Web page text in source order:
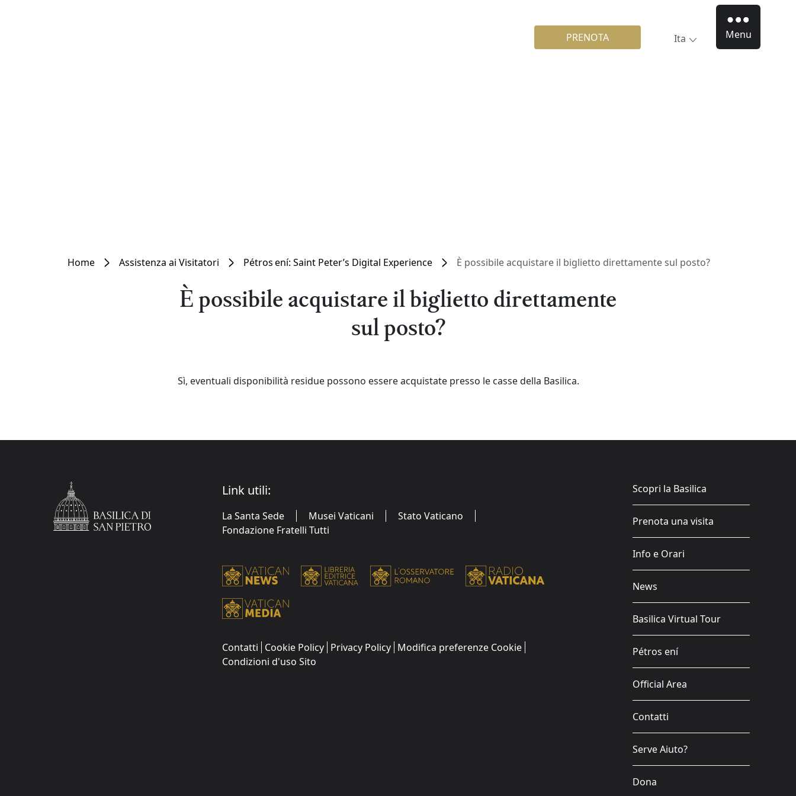
PRENOTA Ita Menu
Home Assistenza ai Visitatori Pétros ení: Saint Peter’s Digital Experience È possibile acquistare il biglietto direttamente sul posto?
È possibile acquistare il biglietto direttamente
sul posto?
Sì, eventuali disponibilità residue possono essere acquistate presso le casse della Basilica.
Link utili:
La Santa Sede Musei Vaticani
Stato Vaticano
Fondazione Fratelli Tutti
Contatti Cookie Policy Privacy Policy Modifica preferenze Cookie
Condizioni d'uso Sito
Scopri la Basilica
Prenota una visita
Info e Orari
News
Basilica Virtual Tour
Pétros ení
Official Area
Contatti
Serve Aiuto?
Dona